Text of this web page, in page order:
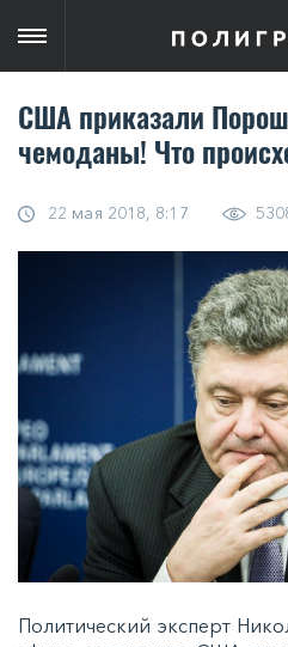
США приказали
чемоданы! Что
22 мая 2018, 8:17
Политический эксперт